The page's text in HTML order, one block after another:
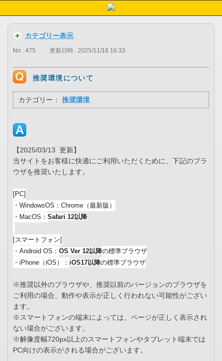
カテゴリー表示
No : 475 更新日時 : 2025/11/18 16:33
推奨環境について
カテゴリー： 推奨環境
【2025/03/13 更新】
当サイトをお客様に快適にご利用いただくために、下記のブラ
ウザを推奨いたします。
[PC]
・WindowsOS：Chrome（最新版）
・MacOS： Safari 12以降
[スマートフォン]
・Android OS： OS Ver 12以降の標準ブラウザ
・iPhone（iOS）： iOS17以降の標準ブラウザ
※推奨以外のブラウザや、推奨以前のバージョンのブラウザを
ご利用の場合、動作や表示が正しく行われない可能性がござい
ます。
※スマートフォンの端末によっては、ページが正しく表示され
ない場合がございます。
※解像度幅720px以上のスマートフォンやタブレット端末では
PC向けの表示がされる場合がございます。